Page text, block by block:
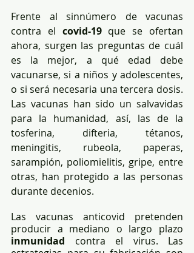
Frente al sinnúmero de vacunas
contra el covid-19 que se ofertan
ahora, surgen las preguntas de cuál
es la mejor, a qué edad debe
vacunarse, si a niños y adolescentes,
o si será necesaria una tercera dosis.
Las vacunas han sido un salvavidas
para la humanidad, así, las de la
tosferina, difteria, tétanos,
meningitis, rubeola, paperas,
sarampión, poliomielitis, gripe, entre
otras, han protegido a las personas
durante decenios.
Las vacunas anticovid pretenden
inmunidad contra el virus. Las